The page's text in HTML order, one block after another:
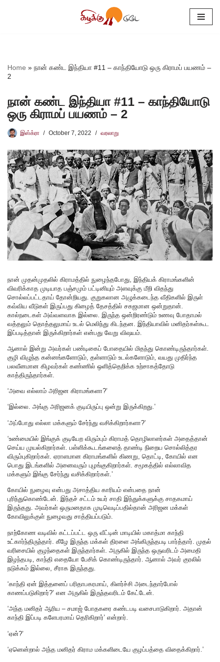
Home » நான் கண்ட இந்தியா #11 – காந்தியோடு ஒரு கிராமப் பயணம் –
2
நான் கண்ட இந்தியா #11 – காந்தியோடு
ஒரு கிராமப் பயணம் – 2
இஸ்க்ரா October 7, 2022 வரலாறு
நான் முதன்முதலில் கிராமத்தில் நுழைந்தபோது, இந்தியக் கிராமங்களின்
விவரிக்காத முடியாத பஞ்சமும் பட்டினியும் அளவுக்கு மீறி விதந்து
சொல்லப்பட்டதாய் தோன்றியது. குறுகலான அழுக்கடைந்த வீதிகளில் இருள்
கவ்விய வீடுகள் இருப்பது கிழைத் தேசத்தில் சகஜமான ஒன்றுதான்.
கால்நடைகள் அவ்வளவாக இல்லை. இருந்த ஒன்றிரண்டும் உணவு போதாமல்
வத்தலும் தொத்தலுமாய் உடல் மெலிந்து கிடந்தன. இந்தியாவில் மனிதர்கள்கூட
இப்படித்தான் இருக்கிறார்கள் என்பது வேறு விஷயம்.
ஆனால் இன்று அவர்கள் பண்டிகைப் போதையில் மிதந்து கொண்டிருந்தார்கள்.
குழி விழுந்த கன்னங்களோடும், தள்ளாடும் உடல்களோடும், வயது முதிர்ந்த
பலவீனமான கிழவர்கள் கண்ணில் ஒளித்தெறிக்க உற்சாகத்தோடு
காத்திருந்தார்கள்.
‘அவை எல்லாம் அரிஜன கிராமங்களா?’
‘இல்லை. அங்கு அரிஜனக் குடியிருப்பு ஒன்று இருக்கிறது.’
‘அப்போது எல்லா மக்களும் சேர்ந்து வசிக்கிறார்களா?’
‘உண்மையில் இங்குக் குடியேற விரும்பும் கிராமத் தொழிலாளர்கள் அதைத்தான்
செய்ய முயல்கிறார்கள். பள்ளிக்கூடங்களைத் தாண்டி நிறைய சொல்லித்தர
விரும்புகிறார்கள். ஏராளமான கிராமங்களில் கிணறு, தொட்டி, கோயில் என
பொது இடங்களில் அனைவரும் புழங்குகிறார்கள். சமூகத்தில் எல்லாவித
மக்களும் இங்கு சேர்ந்து வசிக்கிறார்கள்.’
கோயில் நுழைவு என்பது அசாத்திய காரியம் என்பதை நான்
புரிந்துகொண்டேன். இந்தச் சட்டம் உயர் சாதி இந்துக்களுக்கு சாதகமாய்
இருந்தது. அவர்கள் ஒருமனதாக முடிவெடிப்பதில்தான் அரிஜன மக்கள்
கோவிலுக்குள் நுழைவது சாத்தியப்படும்.
நாற்கோண வடிவில் கட்டப்பட்ட ஒரு வீட்டின் மாடியில் மகாத்மா காந்தி
உட்கார்ந்திருந்தார். கீழே இருந்த மக்கள் திரளை அங்கிருந்தபடி பார்த்தார். முதல்
வரிசையில் குழந்தைகள் இருந்தார்கள்.‌ அருகில் இருந்த ஒருவரிடம் அமைதி
இழந்தபடி, காந்தி எதையோ பேசிக் கொண்டிருந்தார். ஆனால் அவர் குரலில்
நடுக்கம் இல்லை, சீராக இருந்தது.
‘காந்தி ஏன் இத்தனைப் பரிதாபகரமாய், கிளர்ச்சி அடைந்தார்போல்
காணப்படுகிறார்?’ என அருகில் இருந்தவரிடம் கேட்டேன்.
‘அந்த மனிதர் ஆரிய – சமாஜ் போதகரை கண்டபடி வசைபாடுகிறார். அதான்
காந்தி இப்படி களேபரமாய் தெரிகிறார்’ என்றார்.
‘ஏன்?’
‘ஏனென்றால் அந்த மனிதர் கிராம மக்களிடையே குழப்பத்தை விதைக்கிறார்.’